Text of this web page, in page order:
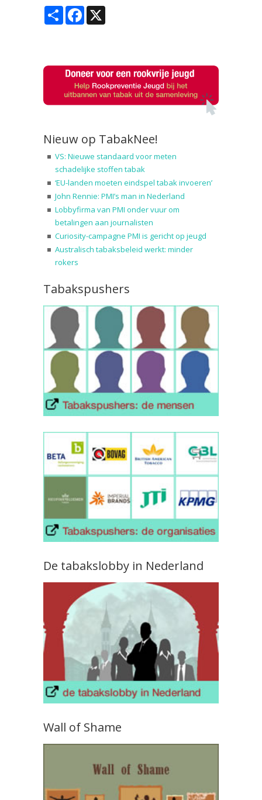
Share Facebook
Nieuw op TabakNee!
VS: Nieuwe standaard voor meten
schadelijke stoffen tabak
‘EU-landen moeten eindspel tabak invoeren’
John Rennie: PMI’s man in Nederland
Lobbyfirma van PMI onder vuur om
betalingen aan journalisten
Curiosity-campagne PMI is gericht op jeugd
Australisch tabaksbeleid werkt: minder
rokers
Tabakspushers
De tabakslobby in Nederland
Wall of Shame